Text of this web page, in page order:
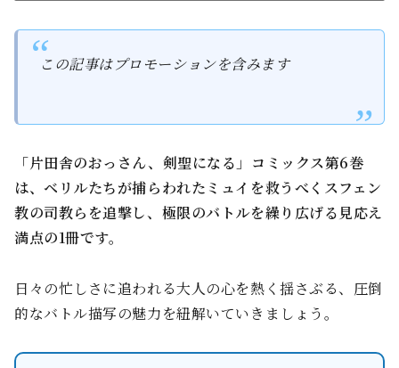
この記事はプロモーションを含みます
「片田舎のおっさん、剣聖になる」コミックス第6巻
は、ベリルたちが捕らわれたミュイを救うべくスフェン
教の司教らを追撃し、極限のバトルを繰り広げる見応え
満点の1冊です。
日々の忙しさに追われる大人の心を熱く揺さぶる、圧倒
的なバトル描写の魅力を紐解いていきましょう。